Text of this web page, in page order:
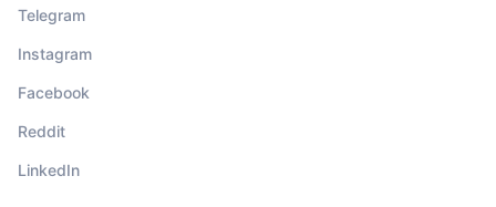
Telegram
Instagram
Facebook
Reddit
LinkedIn